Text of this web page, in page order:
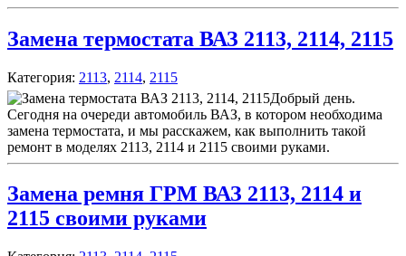
Замена термостата ВАЗ 2113, 2114, 2115
Категория: 2113, 2114, 2115
Добрый день.
Сегодня на очереди автомобиль ВАЗ, в котором необходима
замена термостата, и мы расскажем, как выполнить такой
ремонт в моделях 2113, 2114 и 2115 своими руками.
Замена ремня ГРМ ВАЗ 2113, 2114 и
2115 своими руками